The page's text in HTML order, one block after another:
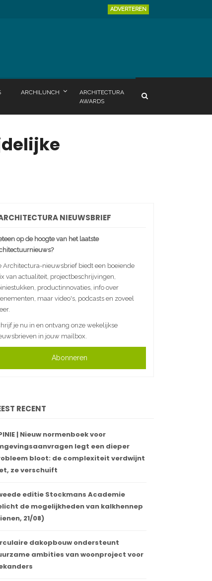
ADVERTEREN
ARCHILUNCH
ARCHITECTURA
AWARDS
NIEUWSBRIEF
op de hoogte van het laatste
Architectura-nieuwsbrief biedt een boeiende
van actualiteit, projectbeschrijvingen,
productinnovaties, info over
maar video's, podcasts en zoveel
je nu in en ontvang onze wekelijkse
in jouw mailbox.
Abonneren
RECENT
| Nieuw normenboek voor
legt een dieper
bloot: de complexiteit verdwijnt
ze verschuift
editie Stockmans Academie
de mogelijkheden van kalkhennep
21/08)
dakopbouw ondersteunt
ambities van woonproject voor